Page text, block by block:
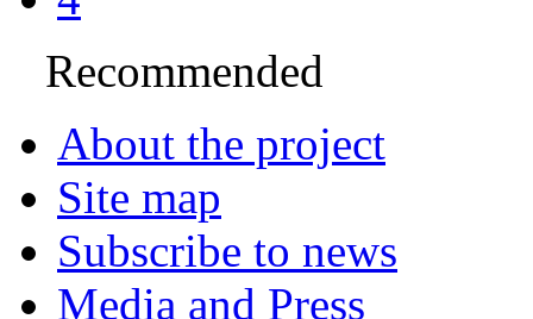
Recommended
About the project
Site map
Subscribe to news
Media and Press